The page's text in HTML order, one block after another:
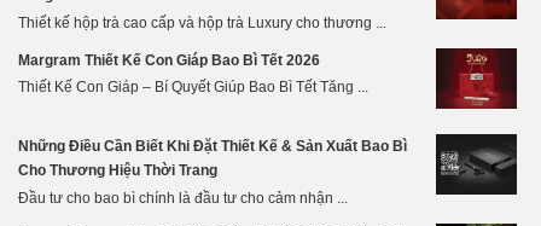
Thiết kế hộp trà cao cấp và hộp trà Luxury cho thương ...
Margram Thiết Kế Con Giáp Bao Bì Tết 2026
Thiết Kế Con Giáp – Bí Quyết Giúp Bao Bì Tết Tăng ...
Những Điều Cần Biết Khi Đặt Thiết Kế & Sản Xuất Bao Bì
Cho Thương Hiệu Thời Trang
Đầu tư cho bao bì chính là đầu tư cho cảm nhận ...